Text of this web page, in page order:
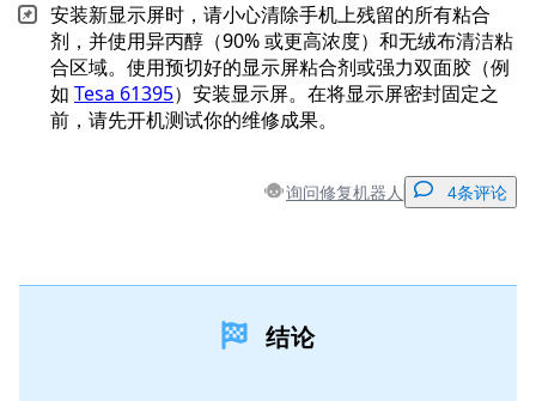
安装新显示屏时，请小心清除手机上残留的所有粘合
剂，并使用异丙醇（90% 或更高浓度）和无绒布清洁粘
合区域。使用预切好的显示屏粘合剂或强力双面胶（例
如 Tesa 61395）安装显示屏。在将显示屏密封固定之
前，请先开机测试你的维修成果。
询问修复机器人 4条评论
结论